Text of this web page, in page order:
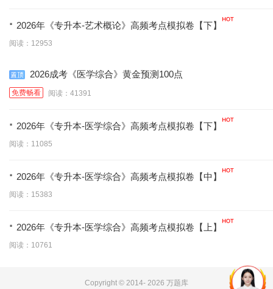
· 2026年《专升本-艺术概论》高频考点模拟卷【下】
阅读：12953
2026成考《医学综合》黄金预测100点
免费畅看 阅读：41391
· 2026年《专升本-医学综合》高频考点模拟卷【下】
阅读：11085
· 2026年《专升本-医学综合》高频考点模拟卷【中】
阅读：15383
· 2026年《专升本-医学综合》高频考点模拟卷【上】
阅读：10761
Copyright © 2014- 2026 万题库